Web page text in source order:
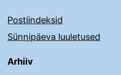
Postiindeksid
Sünnipäeva luuletused
Arhiiv